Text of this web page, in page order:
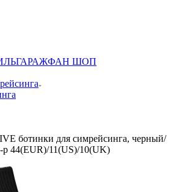
ГАРАЖФАН ШОП
ботинки для симрейсинга, черный/
44(EUR)/11(US)/10(UK)